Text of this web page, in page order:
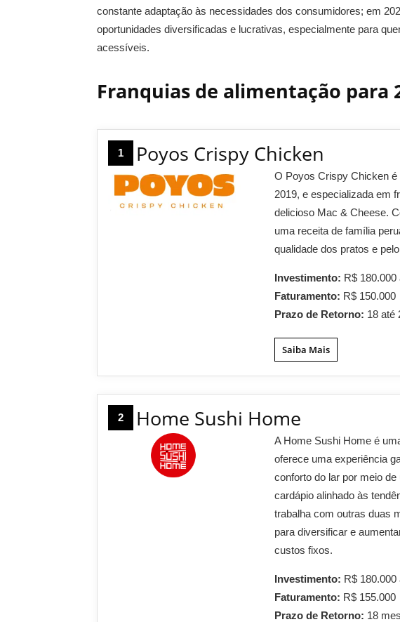
constante adaptação às necessidades dos consumidores; em
oportunidades diversificadas e lucrativas, especialmente para
acessíveis.
Franquias de alimentação para
1 Poyos Crispy Chicken
O Poyos Crispy Chicken
2019, e especializada em
delicioso Mac & Cheese.
uma receita de família
qualidade dos pratos e
Investimento: R$ 180.000
Faturamento: R$ 150.000
Prazo de Retorno: 18 até
Saiba Mais
2 Home Sushi Home
A Home Sushi Home é
oferece uma experiência
conforto do lar por meio
cardápio alinhado às
trabalha com outras duas
para diversificar e
custos fixos.
Investimento: R$ 180.000
Faturamento: R$ 155.000
Prazo de Retorno: 18